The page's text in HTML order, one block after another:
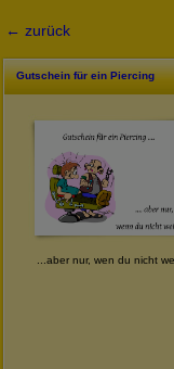
← zurück
Gutschein für ein Piercing
...aber nur, wen du nicht